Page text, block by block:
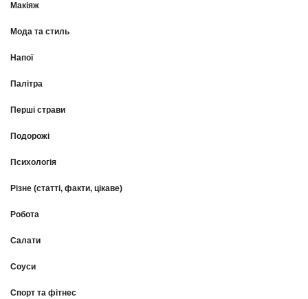
Макіяж
Мода та стиль
Напої
Палітра
Перші страви
Подорожі
Психологія
Різне (статті, факти, цікаве)
Робота
Салати
Соуси
Спорт та фітнес